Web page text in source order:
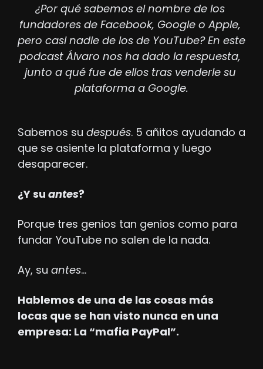
¿Por qué sabemos el nombre de los
fundadores de Facebook, Google o Apple,
pero casi nadie de los de YouTube? En este
podcast Álvaro nos ha dado la respuesta,
junto a qué fue de ellos tras venderle su
plataforma a Google.
Sabemos su después. 5 añitos ayudando a
que se asiente la plataforma y luego
desaparecer.
¿Y su antes?
Porque tres genios tan genios como para
fundar YouTube no salen de la nada.
Ay, su antes…
Hablemos de una de las cosas más
locas que se han visto nunca en una
empresa: La “mafia PayPal”.